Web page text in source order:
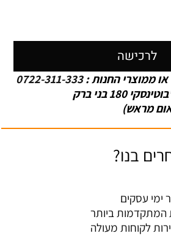
לרכישה
ממוצרי החנות :0722-311-333
180 בני ברק
מראש)
בנו?
ימי עסקים
המתקדמות ביותר
לקוחות מעולה